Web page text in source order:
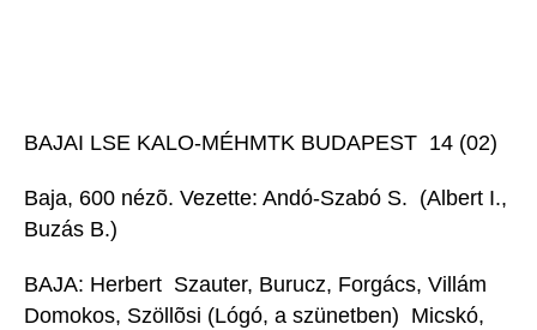
BAJAI LSE KALO-MÉHMTK BUDAPEST 14 (02)
Baja, 600 nézõ. Vezette: Andó-Szabó S. (Albert I.,
Buzás B.)
BAJA: Herbert  Szauter, Burucz, Forgács, Villám 
Domokos, Szöllõsi (Lógó, a szünetben)  Micskó,